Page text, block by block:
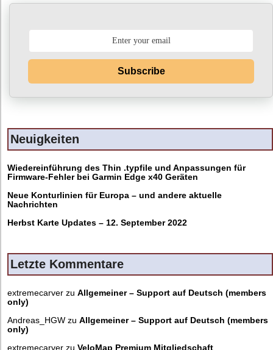
Subscribe
Neuigkeiten
Wiedereinführung des Thin .typfile und Anpassungen für
Firmware-Fehler bei Garmin Edge x40 Geräten
Neue Konturlinien für Europa – und andere aktuelle
Nachrichten
Herbst Karte Updates – 12. September 2022
Letzte Kommentare
extremecarver zu Allgemeiner – Support auf Deutsch (members
only)
Andreas_HGW zu Allgemeiner – Support auf Deutsch (members
only)
extremecarver zu VeloMap Premium Mitgliedschaft